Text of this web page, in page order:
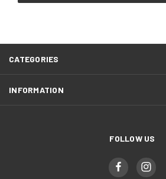
CATEGORIES
INFORMATION
FOLLOW US